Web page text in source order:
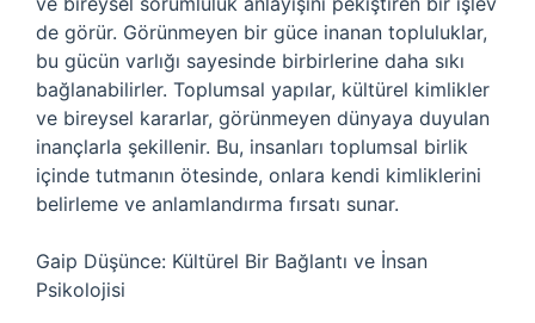
de görür. Görünmeyen bir güce inanan topluluklar,
bu gücün varlığı sayesinde birbirlerine daha sıkı
bağlanabilirler. Toplumsal yapılar, kültürel kimlikler
ve bireysel kararlar, görünmeyen dünyaya duyulan
inançlarla şekillenir. Bu, insanları toplumsal birlik
içinde tutmanın ötesinde, onlara kendi kimliklerini
belirleme ve anlamlandırma fırsatı sunar.
Gaip Düşünce: Kültürel Bir Bağlantı ve İnsan
Psikolojisi